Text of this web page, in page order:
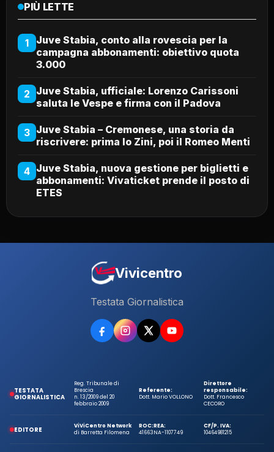
PIÙ LETTE
1
Juve Stabia, conto alla rovescia per la
campagna abbonamenti: obiettivo quota
3.000
2 Juve Stabia, ufficiale: Lorenzo Carissoni
saluta le Vespe e firma con il Padova
3 Juve Stabia – Cremonese, una storia da
riscrivere: prima lo Zini, poi il Romeo Menti
4 Juve Stabia, nuova gestione per biglietti e
abbonamenti: Vivaticket prende il posto di
ETES
Vivicentro
Testata Giornalistica
TESTATA
GIORNALISTICA
Reg. Tribunale di
Brescia
n. 13/2009 del 20
febbraio 2009
Referente:
Dott. Mario VOLLONO
Direttore
responsabile:
Dott. Francesco
CECORO
EDITORE
ViViCentro Network
di Barretta Filomena
ROC:
41663
REA:
NA-1107749
CF/P. IVA:
10464981215